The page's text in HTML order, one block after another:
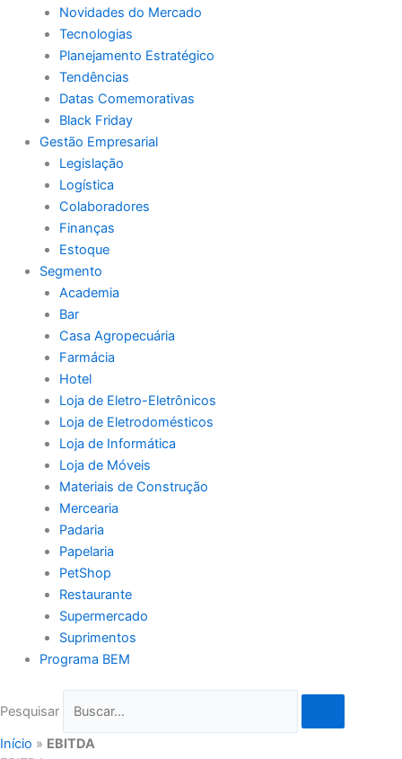
Novidades do Mercado
Tecnologias
Planejamento Estratégico
Tendências
Datas Comemorativas
Black Friday
Gestão Empresarial
Legislação
Logística
Colaboradores
Finanças
Estoque
Segmento
Academia
Bar
Casa Agropecuária
Farmácia
Hotel
Loja de Eletro-Eletrônicos
Loja de Eletrodomésticos
Loja de Informática
Loja de Móveis
Materiais de Construção
Mercearia
Padaria
Papelaria
PetShop
Restaurante
Supermercado
Suprimentos
Programa BEM
Pesquisar
Início » EBITDA